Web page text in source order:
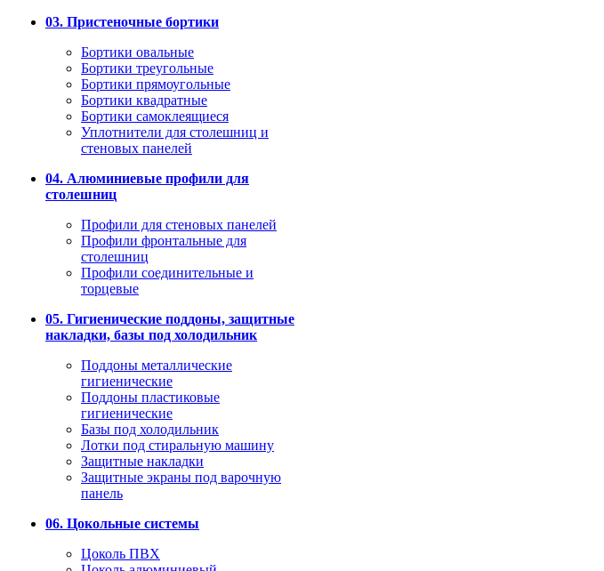
03. Пристеночные бортики
Бортики овальные
Бортики треугольные
Бортики прямоугольные
Бортики квадратные
Бортики самоклеящиеся
Уплотнители для столешниц и
стеновых панелей
04. Алюминиевые профили для
столешниц
Профили для стеновых панелей
Профили фронтальные для
столешниц
Профили соединительные и
торцевые
05. Гигиенические поддоны, защитные
накладки, базы под холодильник
Поддоны металлические
гигиенические
Поддоны пластиковые
гигиенические
Базы под холодильник
Лотки под стиральную машину
Защитные накладки
Защитные экраны под варочную
панель
06. Цокольные системы
Цоколь ПВХ